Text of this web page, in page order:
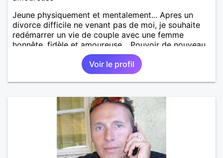
Jeune physiquement et mentalement... Apres un
divorce difficile ne venant pas de moi, je souhaite
redémarrer un vie de couple avec une femme
honnête, fidèle et amoureuse... Pouvoir de nouveau
partager les moments bon ou moins bons de la vie,
ses sentiments avec une femme joyeuse, ayant les
mêmes sentiments que moi et ce pour longtemps...
Voir le profil